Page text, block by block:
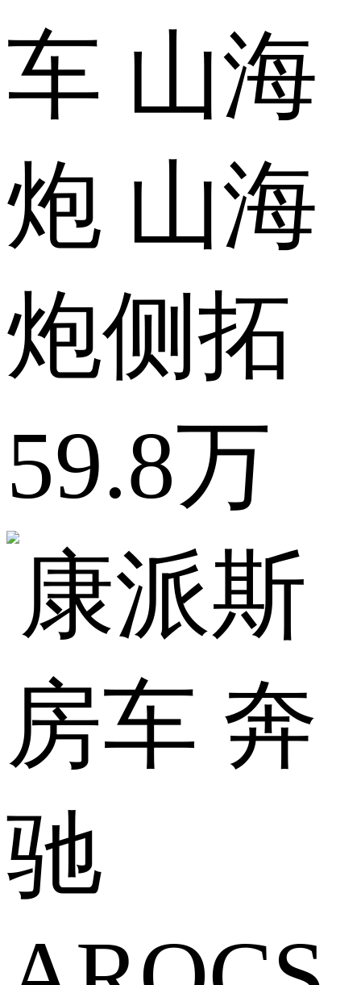
车 山海
炮 山海
炮侧拓
59.8万